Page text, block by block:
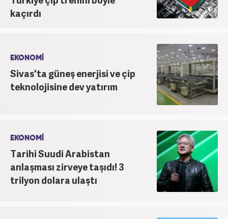
kaçırdı
EKONOMİ
Sivas'ta güneş enerjisi ve çip
teknolojisine dev yatırım
EKONOMİ
Tarihi Suudi Arabistan
anlaşması zirveye taşıdı! 3
trilyon dolara ulaştı